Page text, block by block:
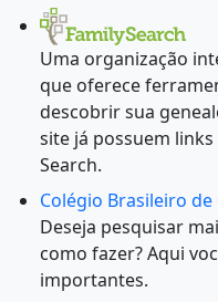
Uma organização
que oferece
descobrir sua
site já possuem
Search.
Colégio Brasileiro de
Deseja pesquisar
como fazer? Aqui
importantes.